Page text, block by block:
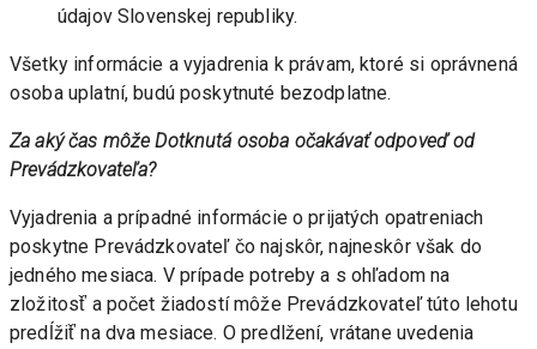
údajov Slovenskej republiky.
Všetky informácie a vyjadrenia k právam, ktoré si oprávnená
osoba uplatní, budú poskytnuté bezodplatne.
Za aký čas môže Dotknutá osoba očakávať odpoveď od
Prevádzkovateľa?
Vyjadrenia a prípadné informácie o prijatých opatreniach
poskytne Prevádzkovateľ čo najskôr, najneskôr však do
jedného mesiaca. V prípade potreby a s ohľadom na
zložitosť̌ a počet žiadostí môže Prevádzkovateľ túto lehotu
predĺžiť̌ na dva mesiace. O predlžení, vrátane uvedenia